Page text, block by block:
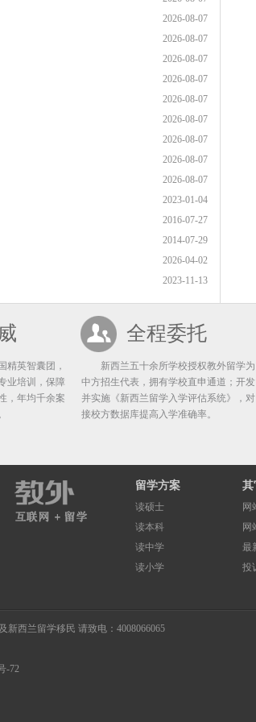
2026-08-07
2026-08-07
2026-08-07
2026-08-07
2026-08-07
2026-08-07
2026-08-07
2026-08-07
2026-08-07
2023-01-04
2016-07-27
2014-07-29
2026-04-02
2023-11-13
英智囊团，
业培训，保障
，年均千余案
全程委托
新西兰五十余所学校授权教外留学为
中方招生代表，拥有学校直申通道；开发
并实施《新西兰留学入学评估系统》，对
接校方数据库提高入学准确率。
留学方案
读硕士
读本科
读中学
读小学
其
网
网
最
投
新西兰留学移民 请致电：4008066065
-72